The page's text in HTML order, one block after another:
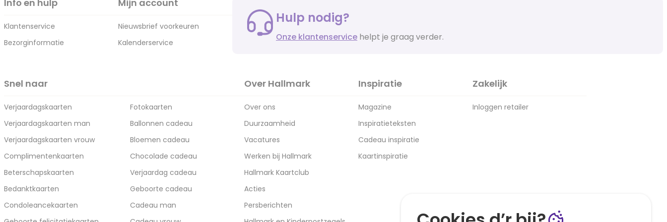
Info en hulp
Klantenservice
Bezorginformatie
Mijn account
Nieuwsbrief voorkeuren
Kalenderservice
Hulp nodig?
Onze klantenservice helpt je graag verder.
Snel naar
Verjaardagskaarten
Verjaardagskaarten man
Verjaardagskaarten vrouw
Complimentenkaarten
Beterschapskaarten
Bedanktkaarten
Condoleancekaarten
Fotokaarten
Ballonnen cadeau
Bloemen cadeau
Chocolade cadeau
Verjaardag cadeau
Geboorte cadeau
Cadeau man
Over Hallmark
Over ons
Duurzaamheid
Vacatures
Werken bij Hallmark
Hallmark Kaartclub
Acties
Persberichten
Inspiratie
Magazine
Inspiratieteksten
Cadeau inspiratie
Kaartinspiratie
Zakelijk
Inloggen retailer